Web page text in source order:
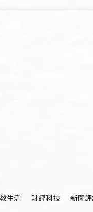
生活 財經科技 新聞